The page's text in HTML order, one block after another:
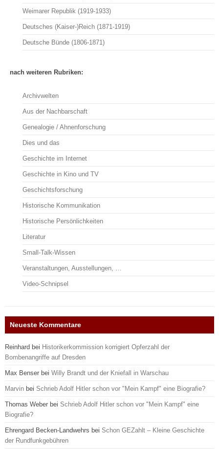
Weimarer Republik (1919-1933)
Deutsches (Kaiser-)Reich (1871-1919)
Deutsche Bünde (1806-1871)
nach weiteren Rubriken:
Archivwelten
Aus der Nachbarschaft
Genealogie / Ahnenforschung
Dies und das
Geschichte im Internet
Geschichte in Kino und TV
Geschichtsforschung
Historische Kommunikation
Historische Persönlichkeiten
Literatur
Small-Talk-Wissen
Veranstaltungen, Ausstellungen, …
Video-Schnipsel
Neueste Kommentare
Reinhard bei Historikerkommission korrigiert Opferzahl der
Bombenangriffe auf Dresden
Max Benser bei Willy Brandt und der Kniefall in Warschau
Marvin bei Schrieb Adolf Hitler schon vor "Mein Kampf" eine Biografie?
Thomas Weber bei Schrieb Adolf Hitler schon vor "Mein Kampf" eine
Biografie?
Ehrengard Becken-Landwehrs bei Schon GEZahlt – Kleine Geschichte
der Rundfunkgebühren